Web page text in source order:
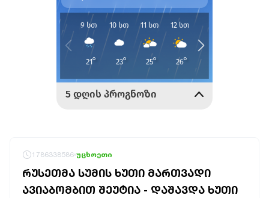
1786338586 უცხოეთი
ᲠᲣᲡᲔᲗᲛᲐ ᲡᲣᲛᲘᲡ ᲮᲣᲗᲘ ᲛᲐᲠᲗᲕᲐᲓᲘ
ᲐᲕᲘᲐᲑᲝᲛᲑᲘᲗ ᲨᲔᲣᲢᲘᲐ - ᲓᲐᲨᲐᲕᲓᲐ ᲮᲣᲗᲘ